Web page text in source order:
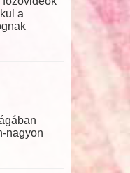
a
nagyon